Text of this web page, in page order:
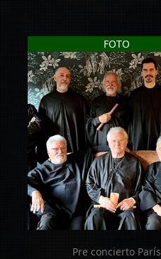
FOTO
Pre concierto París